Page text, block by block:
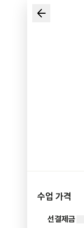
수업 가격
선결제금